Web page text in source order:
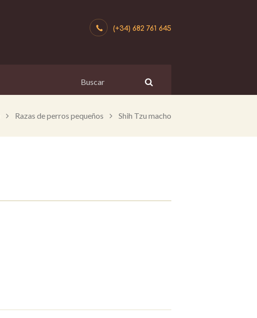
(+34) 682 761 645
Razas de perros pequeños Shih Tzu macho